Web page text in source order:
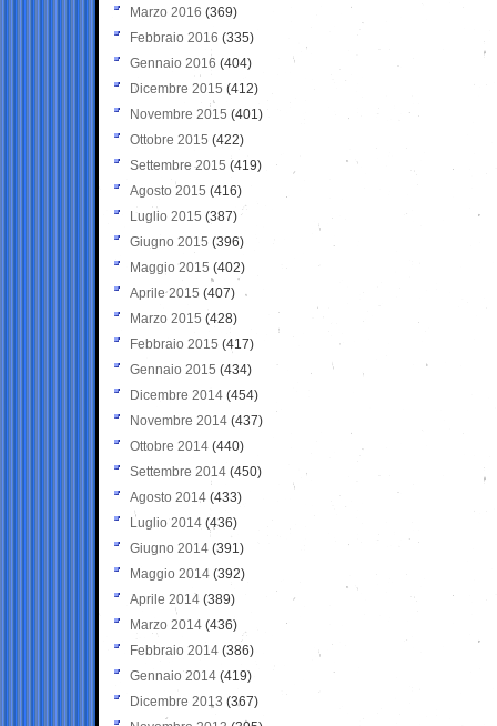
Marzo 2016 (369)
Febbraio 2016 (335)
Gennaio 2016 (404)
Dicembre 2015 (412)
Novembre 2015 (401)
Ottobre 2015 (422)
Settembre 2015 (419)
Agosto 2015 (416)
Luglio 2015 (387)
Giugno 2015 (396)
Maggio 2015 (402)
Aprile 2015 (407)
Marzo 2015 (428)
Febbraio 2015 (417)
Gennaio 2015 (434)
Dicembre 2014 (454)
Novembre 2014 (437)
Ottobre 2014 (440)
Settembre 2014 (450)
Agosto 2014 (433)
Luglio 2014 (436)
Giugno 2014 (391)
Maggio 2014 (392)
Aprile 2014 (389)
Marzo 2014 (436)
Febbraio 2014 (386)
Gennaio 2014 (419)
Dicembre 2013 (367)